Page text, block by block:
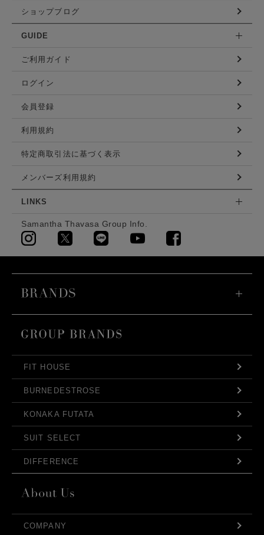
ショップブログ
GUIDE
ご利用ガイド
ログイン
会員登録
利用規約
特定商取引法に基づく表示
メンバーズ利用規約
LINKS
Samantha Thavasa Group Info.
FIT HOUSE
BURNEDESTROSE
KONAKA FUTATA
SUIT SELECT
DIFFERENCE
COMPANY